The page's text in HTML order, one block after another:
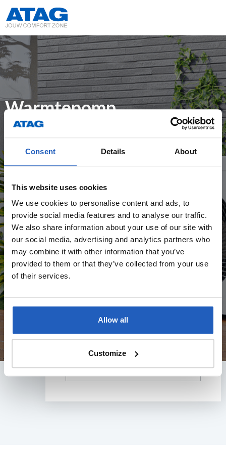
Consent Details About
This website uses cookies
We use cookies to personalise content and ads, to
provide social media features and to analyse our traffic.
We also share information about your use of our site with
our social media, advertising and analytics partners who
may combine it with other information that you’ve
provided to them or that they’ve collected from your use
of their services.
Allow all
Customize
Warmtepomp
Configurator
Om het beste advies te kunnen geven is het
worden ingevuld. Naast een maatwerk advies
voor jouw klant worden ook de noodzakelijke
documentatie en accessoires weergegeven, die
nodig zijn om de warmtepomp te plaatsen. Zo
kun je direct aan de slag!
Wat is het type woning?
Kies een type woning